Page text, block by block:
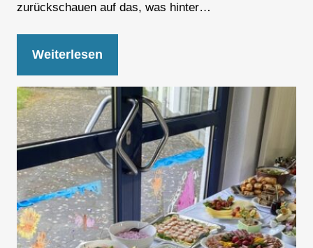
zurückschauen auf das, was hinter…
Weiterlesen